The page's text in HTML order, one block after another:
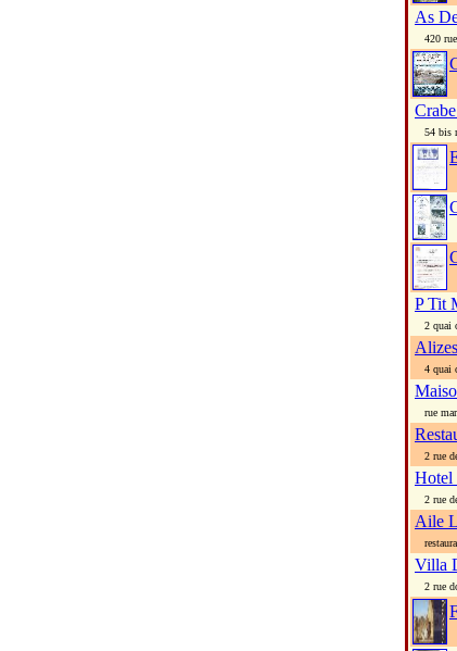
As
420
54 bis
P Tit
2 quai
4 quai
rue
2 rue
Hotel
2 rue
Aile L
Villa
2 rue